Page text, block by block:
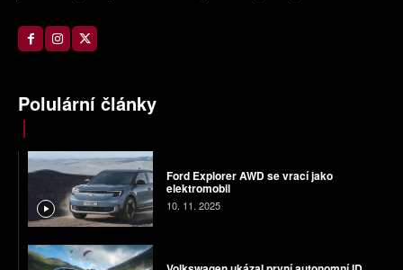
Polulární články
Ford Explorer AWD se vrací jako
elektromobil
10. 11. 2025